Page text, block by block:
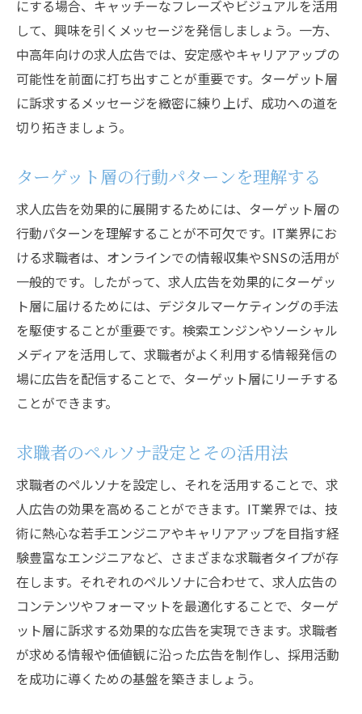
にする場合、キャッチーなフレーズやビジュアルを活用
して、興味を引くメッセージを発信しましょう。一方、
中高年向けの求人広告では、安定感やキャリアアップの
可能性を前面に打ち出すことが重要です。ターゲット層
に訴求するメッセージを緻密に練り上げ、成功への道を
切り拓きましょう。
ターゲット層の行動パターンを理解する
求人広告を効果的に展開するためには、ターゲット層の
行動パターンを理解することが不可欠です。IT業界にお
ける求職者は、オンラインでの情報収集やSNSの活用が
一般的です。したがって、求人広告を効果的にターゲッ
ト層に届けるためには、デジタルマーケティングの手法
を駆使することが重要です。検索エンジンやソーシャル
メディアを活用して、求職者がよく利用する情報発信の
場に広告を配信することで、ターゲット層にリーチする
ことができます。
求職者のペルソナ設定とその活用法
求職者のペルソナを設定し、それを活用することで、求
人広告の効果を高めることができます。IT業界では、技
術に熱心な若手エンジニアやキャリアアップを目指す経
験豊富なエンジニアなど、さまざまな求職者タイプが存
在します。それぞれのペルソナに合わせて、求人広告の
コンテンツやフォーマットを最適化することで、ターゲ
ット層に訴求する効果的な広告を実現できます。求職者
が求める情報や価値観に沿った広告を制作し、採用活動
を成功に導くための基盤を築きましょう。